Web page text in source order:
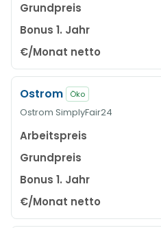
Ostrom Öko
Ostrom SimplyFair24